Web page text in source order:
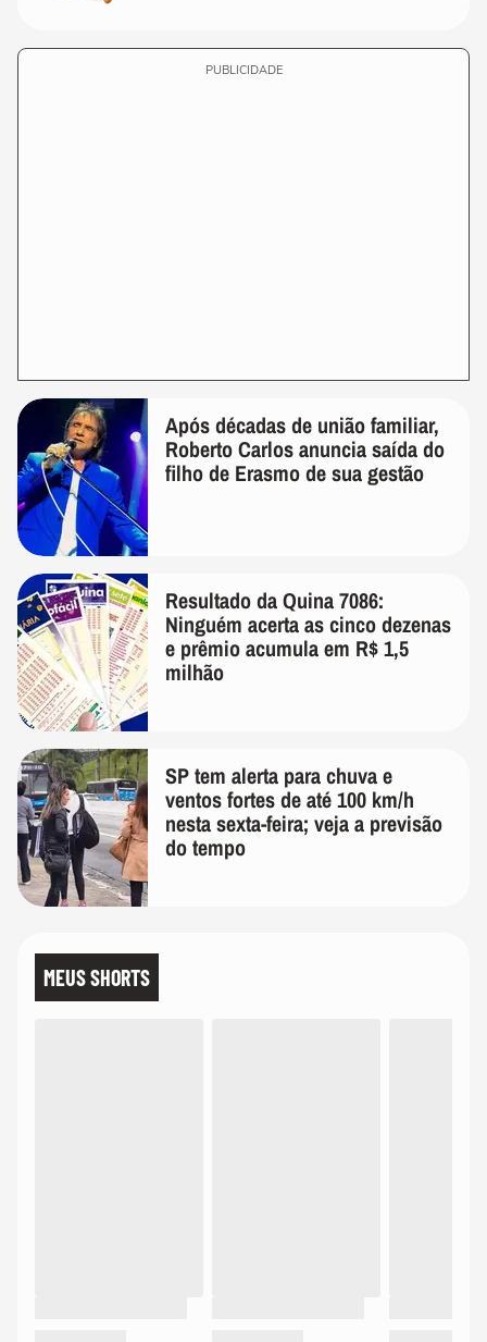
PUBLICIDADE
Após décadas de união familiar,
Roberto Carlos anuncia saída do
filho de Erasmo de sua gestão
Resultado da Quina 7086:
Ninguém acerta as cinco dezenas
e prêmio acumula em R$ 1,5
milhão
SP tem alerta para chuva e
ventos fortes de até 100 km/h
nesta sexta-feira; veja a previsão
do tempo
MEUS SHORTS